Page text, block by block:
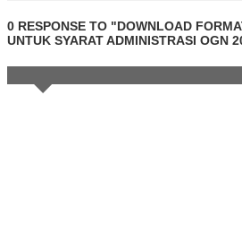
0 RESPONSE TO "DOWNLOAD
UNTUK SYARAT ADMINISTRASI OGN